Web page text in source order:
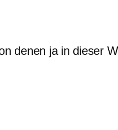
denen ja in dieser